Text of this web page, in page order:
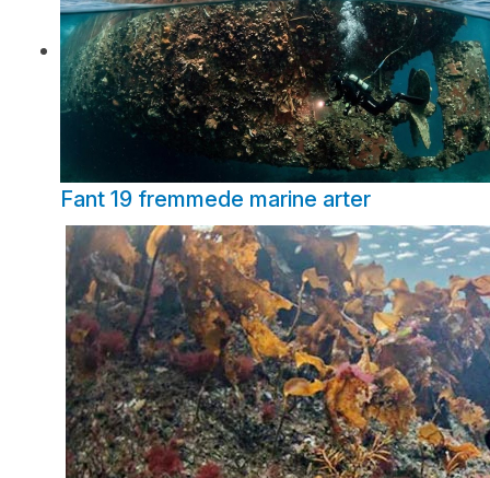
Fant 19 fremmede marine arter